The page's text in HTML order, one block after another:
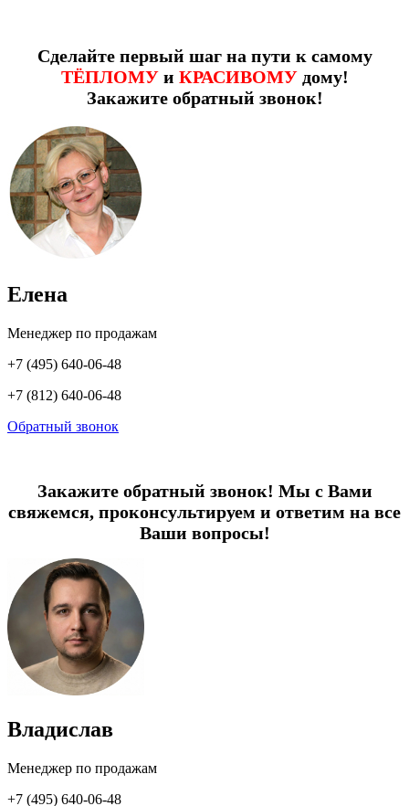
Сделайте первый шаг на пути к самому
ТЁПЛОМУи КРАСИВОМУдому!
Закажите обратный звонок!
Елена
Менеджер по продажам
+7 (495) 640-06-48
+7 (812) 640-06-48
Обратный звонок
Закажите обратный звонок! Мы с Вами
свяжемся, проконсультируем и ответим на все
Ваши вопросы!
Владислав
Менеджер по продажам
+7 (495) 640-06-48